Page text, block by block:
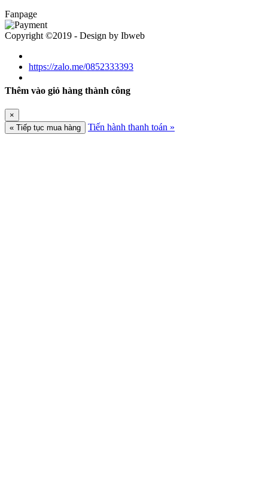
Fanpage
Copyright ©2019 - Design by Ibweb
https://zalo.me/0852333393
Thêm vào giỏ hàng thành công
×
« Tiếp tục mua hàng
Tiến hành thanh toán »